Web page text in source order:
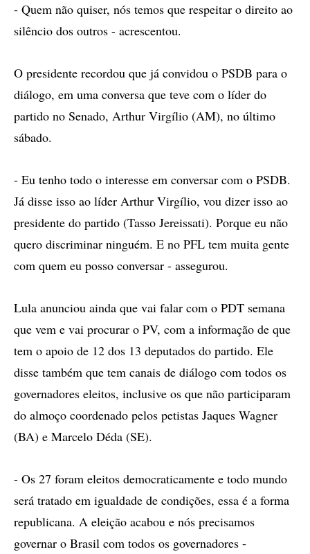
- Quem não quiser, nós temos que respeitar o direito ao
silêncio dos outros - acrescentou.
O presidente recordou que já convidou o PSDB para o
diálogo, em uma conversa que teve com o líder do
partido no Senado, Arthur Virgílio (AM), no último
sábado.
- Eu tenho todo o interesse em conversar com o PSDB.
Já disse isso ao líder Arthur Virgílio, vou dizer isso ao
presidente do partido (Tasso Jereissati). Porque eu não
quero discriminar ninguém. E no PFL tem muita gente
com quem eu posso conversar - assegurou.
Lula anunciou ainda que vai falar com o PDT semana
que vem e vai procurar o PV, com a informação de que
tem o apoio de 12 dos 13 deputados do partido. Ele
disse também que tem canais de diálogo com todos os
governadores eleitos, inclusive os que não participaram
do almoço coordenado pelos petistas Jaques Wagner
(BA) e Marcelo Déda (SE).
- Os 27 foram eleitos democraticamente e todo mundo
será tratado em igualdade de condições, essa é a forma
republicana. A eleição acabou e nós precisamos
governar o Brasil com todos os governadores -